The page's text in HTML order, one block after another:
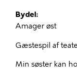
Bydel
Amager øst
Gæstespil af
Min søster kan